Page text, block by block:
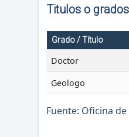
Titulos o
Grado / Título
Doctor
Geologo
Fuente: Oficina